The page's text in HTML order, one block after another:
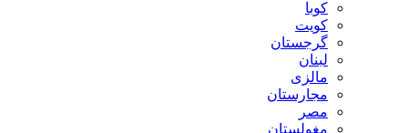
کوبا
کویت
گرجستان
لبنان
مالزی
مجارستان
مصر
مغولستان